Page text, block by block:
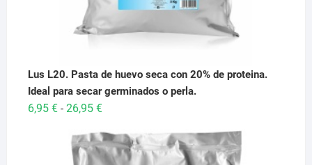
Lus L20. Pasta de huevo seca con 20% de proteina.
Ideal para secar germinados o perla.
6,95 € - 26,95 €Rango
precios:
desde